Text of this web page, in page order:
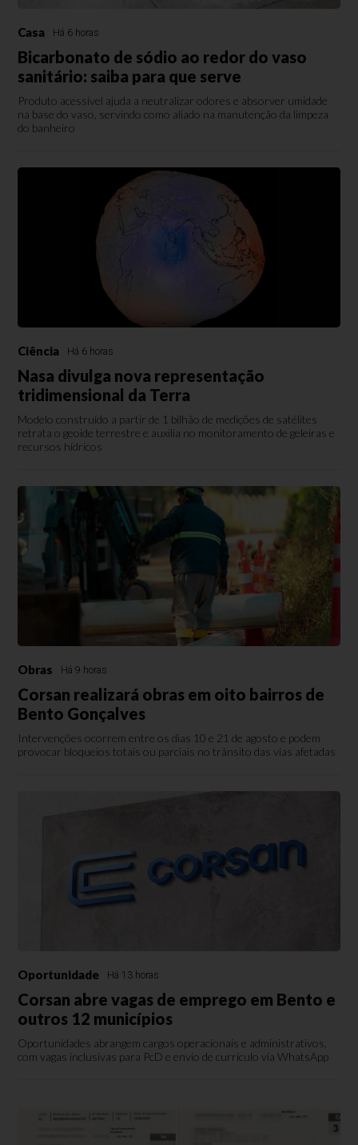
Casa Há 6 horas
Bicarbonato de sódio ao redor do vaso
sanitário: saiba para que serve
Produto acessível ajuda a neutralizar odores e absorver umidade
na base do vaso, servindo como aliado na manutenção da limpeza
do banheiro
Ciência Há 6 horas
Nasa divulga nova representação
tridimensional da Terra
Modelo construído a partir de 1 bilhão de medições de satélites
retrata o geoide terrestre e auxilia no monitoramento de geleiras e
recursos hídricos
Obras Há 9 horas
Corsan realizará obras em oito bairros de
Bento Gonçalves
Intervenções ocorrem entre os dias 10 e 21 de agosto e podem
provocar bloqueios totais ou parciais no trânsito das vias afetadas
Oportunidade Há 13 horas
Corsan abre vagas de emprego em Bento e
outros 12 municípios
Oportunidades abrangem cargos operacionais e administrativos,
com vagas inclusivas para PcD e envio de currículo via WhatsApp